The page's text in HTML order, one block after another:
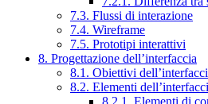
7.3. Flussi di interazione
7.4. Wireframe
7.5. Prototipi interattivi
8. Progettazione dell’interfaccia
8.1. Obiettivi
8.2. Elementi
8.2.1. Elementi di